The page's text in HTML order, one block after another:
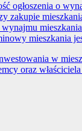
ogłoszenia o
zakupie
mieszkania
w
oraz